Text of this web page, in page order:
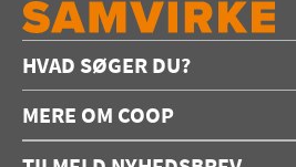
HVAD SØGER DU?
Opskrifter
Konkurrencer
MERE OM COOP